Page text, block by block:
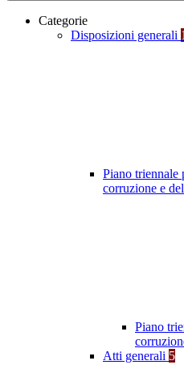
Categorie
Disposizioni generali
Piano triennale
corruzione e
Piano
Atti generali 5